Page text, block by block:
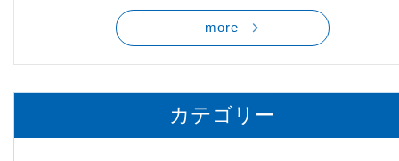
小児眼科
more
カテゴリー